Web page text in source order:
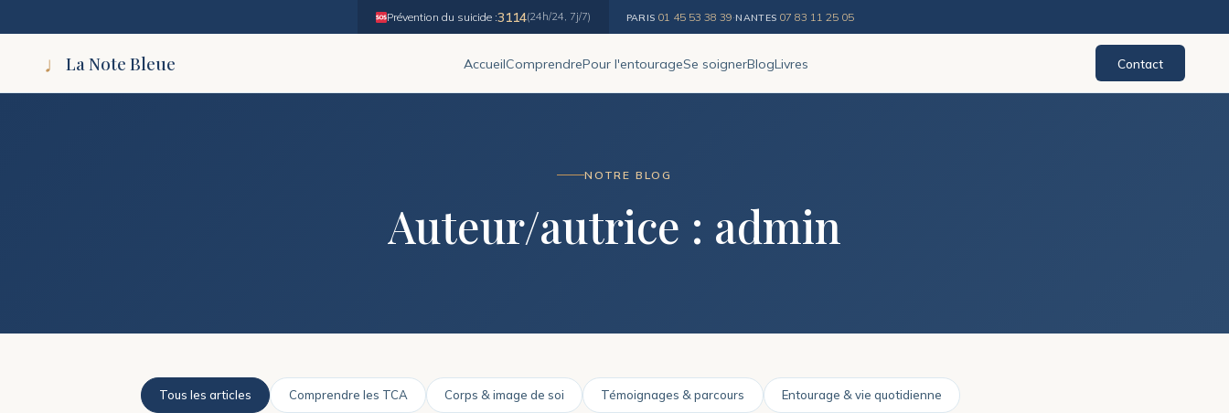
Prévention du suicide :3114(24h/24, 7j/7) PARIS 01 45 53 38 39·NANTES 07 83 11 25 05
♩ La Note Bleue AccueilComprendrePour l'entourageSe soignerBlogLivres Contact
NOTRE BLOG
Auteur/autrice : admin
Tous les articles Comprendre les TCA Corps & image de soi Témoignages & parcours Entourage & vie quotidienne